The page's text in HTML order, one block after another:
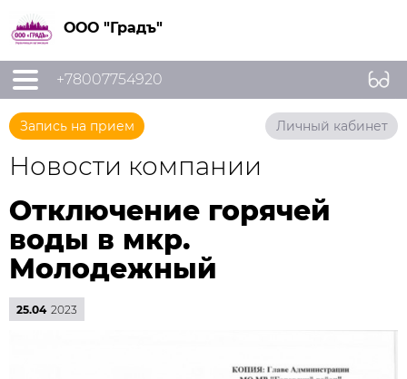
ООО "Градъ"
+78007754920
Запись на прием Личный кабинет
Новости компании
Отключение горячей
воды в мкр.
Молодежный
25.04 2023